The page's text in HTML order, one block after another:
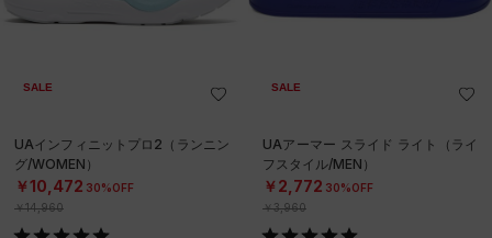
SALE
UAインフィニットプロ2（ランニン
グ/WOMEN）
￥10,472 30%OFF
￥14,960
SALE
UAアーマー スライド ライト（ライ
フスタイル/MEN）
￥2,772 30%OFF
￥3,960